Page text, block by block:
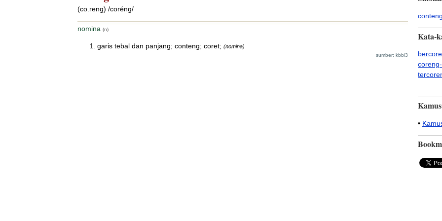
(co.reng) /coréng/
nomina (n)
garis tebal dan panjang; conteng; coret; (nomina)
sumber: kbbi3
Kata-
•